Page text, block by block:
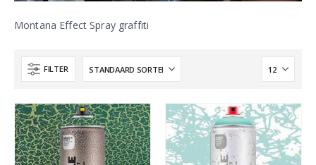
Montana Effect Spray graffiti
FILTER